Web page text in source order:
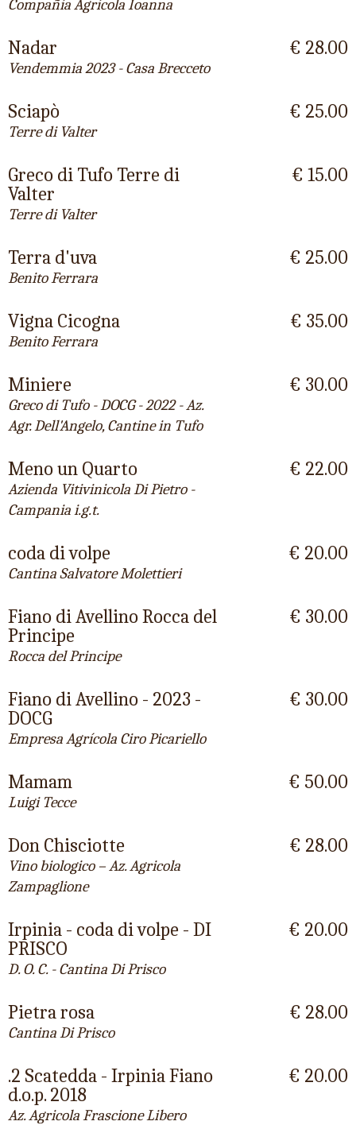
Compañía Agrícola Ioanna
Nadar
Vendemmia 2023 - Casa Brecceto
€ 28.00
Sciapò
Terre di Valter
€ 25.00
Greco di Tufo Terre di
Valter
Terre di Valter
€ 15.00
Terra d'uva
Benito Ferrara
€ 25.00
Vigna Cicogna
Benito Ferrara
€ 35.00
Miniere
Greco di Tufo - DOCG - 2022 - Az.
Agr. Dell'Angelo, Cantine in Tufo
€ 30.00
Meno un Quarto
Azienda Vitivinicola Di Pietro -
Campania i.g.t.
€ 22.00
coda di volpe
Cantina Salvatore Molettieri
€ 20.00
Fiano di Avellino Rocca del
Principe
Rocca del Principe
€ 30.00
Fiano di Avellino - 2023 -
DOCG
Empresa Agrícola Ciro Picariello
€ 30.00
Mamam
Luigi Tecce
€ 50.00
Don Chisciotte
Vino biologico – Az. Agricola
Zampaglione
€ 28.00
Irpinia - coda di volpe - DI
PRISCO
D. O. C. - Cantina Di Prisco
€ 20.00
Pietra rosa
Cantina Di Prisco
€ 28.00
.2 Scatedda - Irpinia Fiano
d.o.p. 2018
Az. Agricola Frascione Libero
€ 20.00